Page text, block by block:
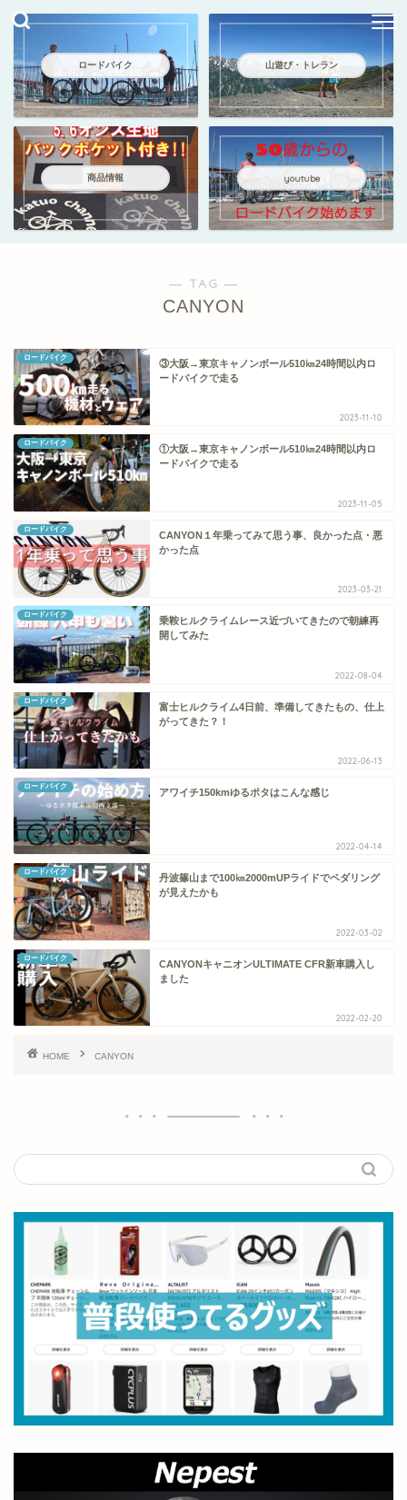
ロードバイク 山遊び・トレラン
商品情報 youtube
― TAG ―
CANYON
ロードバイク
③大阪→東京キャノンボール510㎞24時間以内ロ
ードバイクで走る
2023-11-10
ロードバイク
①大阪→東京キャノンボール510㎞24時間以内ロ
ードバイクで走る
2023-11-05
ロードバイク
CANYON１年乗ってみて思う事、良かった点・悪
かった点
2023-03-21
ロードバイク
乗鞍ヒルクライムレース近づいてきたので朝練再
開してみた
2022-08-04
ロードバイク
富士ヒルクライム4日前、準備してきたもの、仕上
がってきた？！
2022-06-13
ロードバイク
アワイチ150kmゆるポタはこんな感じ
2022-04-14
ロードバイク
丹波篠山まで100㎞2000mUPライドでペダリング
が見えたかも
2022-03-02
ロードバイク
CANYONキャニオンULTIMATE CFR新車購入し
ました
2022-02-20
HOME CANYON